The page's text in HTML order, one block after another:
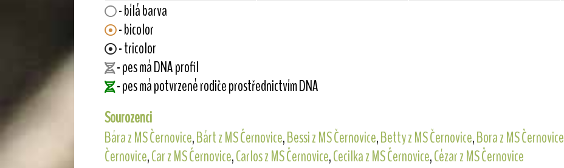
- bílá barva
- bicolor
- tricolor
- pes má DNA profil
- pes má potvrzené rodiče prostřednictvím DNA
Sourozenci
Bára z MS Černovice,Bárt z MS Černovice,Bessi z MS Černovice,Betty z MS Černovice,Bora z MS Černovice
Černovice,Car z MS Černovice,Carlos z MS Černovice,Cecilka z MS Černovice,Cézar z MS Černovice